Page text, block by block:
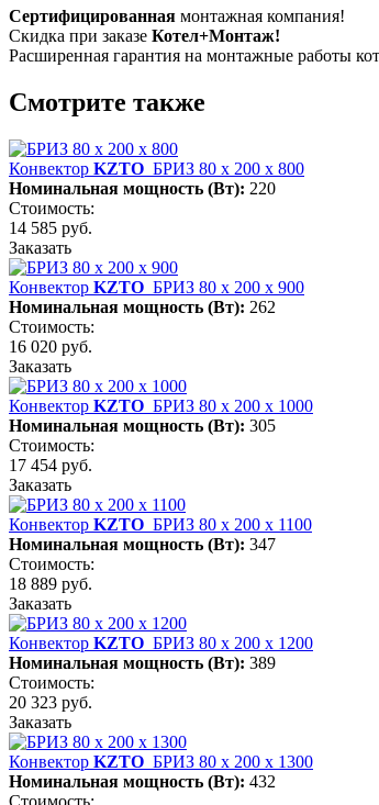
Сертифицированная монтажная компания!
Скидка при заказе Котел+Монтаж!
Расширенная гарантия на монтажные работы
Смотрите также
Конвектор KZTO БРИЗ 80 х 200 х 800
Номинальная мощность (Вт): 220
Стоимость:
14 585 руб.
Заказать
Конвектор KZTO БРИЗ 80 х 200 х 900
Номинальная мощность (Вт): 262
Стоимость:
16 020 руб.
Заказать
Конвектор KZTO БРИЗ 80 х 200 х 1000
Номинальная мощность (Вт): 305
Стоимость:
17 454 руб.
Заказать
Конвектор KZTO БРИЗ 80 х 200 х 1100
Номинальная мощность (Вт): 347
Стоимость:
18 889 руб.
Заказать
Конвектор KZTO БРИЗ 80 х 200 х 1200
Номинальная мощность (Вт): 389
Стоимость:
20 323 руб.
Заказать
Конвектор KZTO БРИЗ 80 х 200 х 1300
Номинальная мощность (Вт): 432
Стоимость: